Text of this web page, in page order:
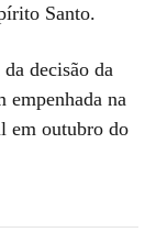
Santo.
decisão da
empenhada na
em outubro do